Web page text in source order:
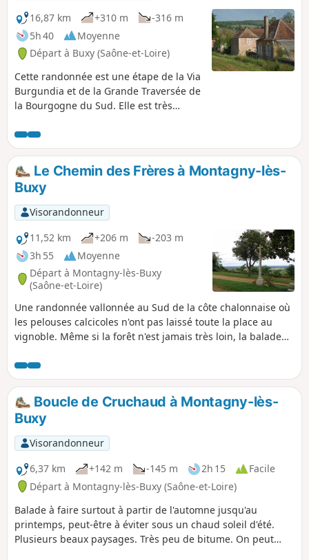
16,87 km
+310 m
-316 m
5h 40
Moyenne
Départ à Buxy (Saône-et-Loire)
Cette randonnée est une étape de la Via
Burgundia et de la Grande Traversée de
la Bourgogne du Sud. Elle est très
en retrait des vignes ou bien en leur
sein. Le patrimoine à découvrir est
important que ce soit à Buxy ou à Saint-
Gengoux-le-National, mais aussi
châteaux ou belles maisons que l'on
trouve un peu partout tout au long de la
journée.
Le Chemin des Frères à Montagny-lès-
Buxy
Visorandonneur
11,52 km
+206 m
-203 m
3h 55
Moyenne
Départ à Montagny-lès-Buxy
(Saône-et-Loire)
Une randonnée vallonnée au Sud de la côte chalonnaise où
les pelouses calcicoles n'ont pas laissé toute la place au
vignoble. Même si la forêt n'est jamais très loin, la balade
parcours.
Boucle de Cruchaud à Montagny-lès-
Buxy
Visorandonneur
6,37 km
+142 m -145 m 2h 15
Facile
Départ à Montagny-lès-Buxy (Saône-et-Loire)
Balade à faire surtout à partir de l'automne jusqu'au
printemps, peut-être à éviter sous un chaud soleil d'été.
Plusieurs beaux paysages. Très peu de bitume. On peut